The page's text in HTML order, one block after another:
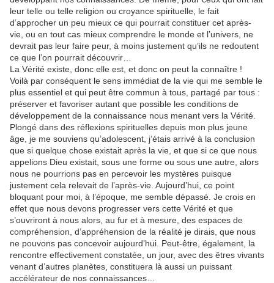
leur telle ou telle religion ou croyance spirituelle, le fait
d’approcher un peu mieux ce qui pourrait constituer cet après-
vie, ou en tout cas mieux comprendre le monde et l’univers, ne
devrait pas leur faire peur, à moins justement qu’ils ne redoutent
ce que l’on pourrait découvrir…
La Vérité existe, donc elle est, et donc on peut la connaître !
Voilà par conséquent le sens immédiat de la vie qui me semble le
plus essentiel et qui peut être commun à tous, partagé par tous :
préserver et favoriser autant que possible les conditions de
développement de la connaissance nous menant vers la Vérité.
Plongé dans des réflexions spirituelles depuis mon plus jeune
âge, je me souviens qu’adolescent, j’étais arrivé à la conclusion
que si quelque chose existait après la vie, et que si ce que nous
appelions Dieu existait, sous une forme ou sous une autre, alors
nous ne pourrions pas en percevoir les mystères puisque
justement cela relevait de l’après-vie. Aujourd’hui, ce point
bloquant pour moi, à l’époque, me semble dépassé. Je crois en
effet que nous devons progresser vers cette Vérité et que
s’ouvriront à nous alors, au fur et à mesure, des espaces de
compréhension, d’appréhension de la réalité je dirais, que nous
ne pouvons pas concevoir aujourd’hui. Peut-être, également, la
rencontre effectivement constatée, un jour, avec des êtres vivants
venant d’autres planètes, constituera là aussi un puissant
accélérateur de nos connaissances…